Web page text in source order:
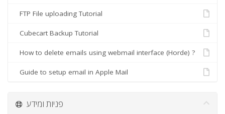
FTP File uploading Tutorial
Cubecart Backup Tutorial
How to delete emails using webmail interface (Horde) ?
Guide to setup email in Apple Mail
פניות ומידע